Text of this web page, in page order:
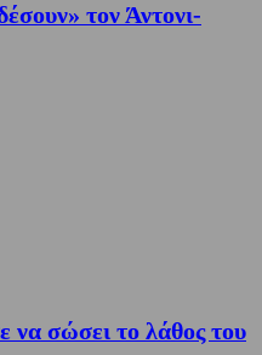
τον Άντονι-
σώσει το λάθος του